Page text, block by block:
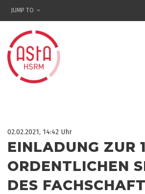
JUMP TO
02.02.2021, 14:42 Uhr
EINLADUNG ZUR
ORDENTLICHEN
DES